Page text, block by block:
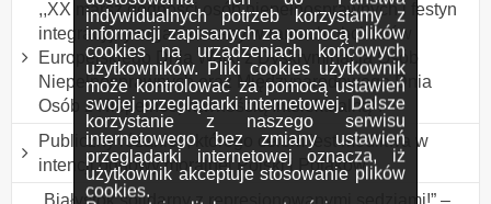
indywidualnych potrzeb korzystamy z
informacji zapisanych za pomocą plików
cookies na urządzeniach końcowych
użytkowników. Pliki cookies użytkownik
może kontrolować za pomocą ustawień
swojej przeglądarki internetowej. Dalsze
korzystanie z naszego serwisu
internetowego bez zmiany ustawień
przeglądarki internetowej oznacza, iż
użytkownik akceptuje stosowanie plików
cookies.
,,XX marsz godności osób niepełnosprawnych i festyn
integracyjny organizowany w ramach obchodów
Europejskiego Dnia Walki z Dyskryminacją Osób
Niepełnosprawnych oraz Międzynarodowego Dnia
Osób z Niepełnosprawnością Intelektualną".
Publiczny różaniec, którego celem jest modlitwa w
intencji odnowy moralnej Polski i Polaków.
„Białystok solidarny z represjonowanymi sędziami!” –